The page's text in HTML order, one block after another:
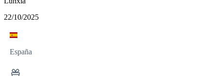
22/10/2025
España